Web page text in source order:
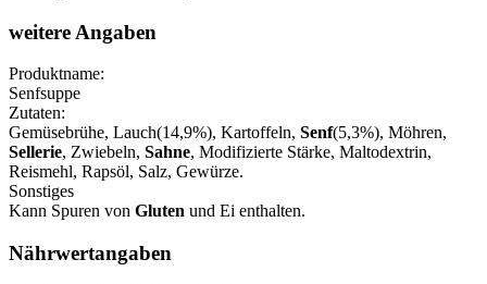
weitere Angaben
Produktname:
Senfsuppe
Zutaten:
Gemüsebrühe, Lauch(14,9%), Kartoffeln, Senf(5,3%), Möhren,
Sellerie, Zwiebeln, Sahne, Modifizierte Stärke, Maltodextrin,
Reismehl, Rapsöl, Salz, Gewürze.
Sonstiges
Kann Spuren von Gluten und Ei enthalten.
Nährwertangaben